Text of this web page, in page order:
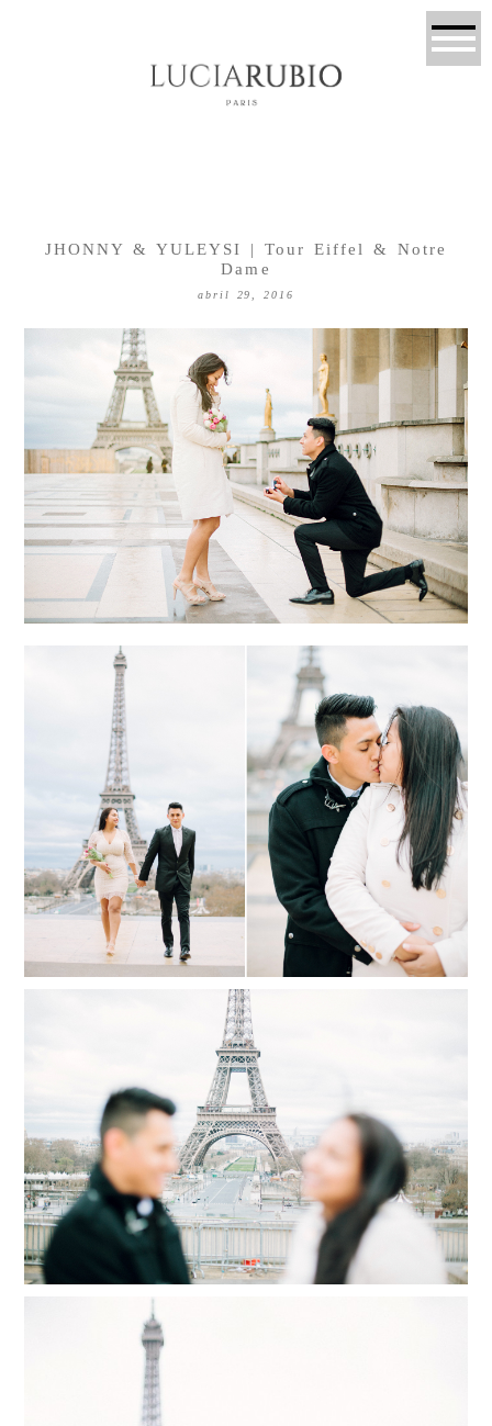
JHONNY & YULEYSI | Tour Eiffel & Notre
Dame
abril 29, 2016